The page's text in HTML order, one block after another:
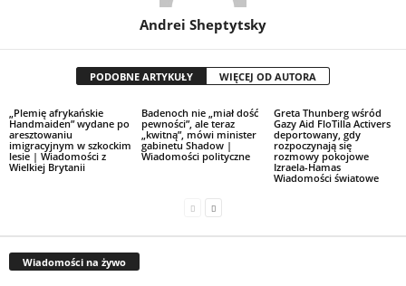
Andrei Sheptytsky
PODOBNE ARTYKUŁY WIĘCEJ OD AUTORA
„Plemię afrykańskie
Handmaiden” wydane po
aresztowaniu
imigracyjnym w szkockim
lesie | Wiadomości z
Wielkiej Brytanii
Badenoch nie „miał dość
pewności”, ale teraz
„kwitną”, mówi minister
gabinetu Shadow |
Wiadomości polityczne
Greta Thunberg wśród
Gazy Aid FloTilla Activers
deportowany, gdy
rozpoczynają się
rozmowy pokojowe
Izraela-Hamas
Wiadomości światowe
Wiadomości na żywo